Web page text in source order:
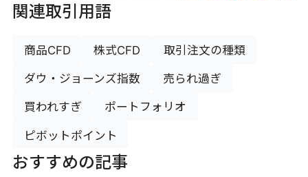
関連取引用語
商品CFD 株式CFD 取引注文の種類
ダウ・ジョーンズ指数 売られ過ぎ
買われすぎ ポートフォリオ
ピボットポイント
おすすめの記事